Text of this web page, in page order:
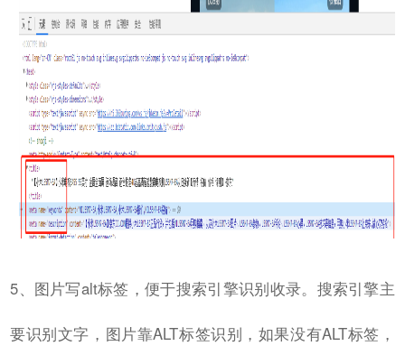
5、图片写alt标签，便于搜索引擎识别收录。搜索引擎主
要识别文字，图片靠ALT标签识别，如果没有ALT标签，